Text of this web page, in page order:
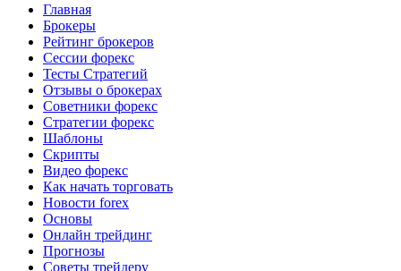
Главная
Брокеры
Рейтинг брокеров
Сессии форекс
Тесты Стратегий
Отзывы о брокерах
Советники форекс
Стратегии форекс
Шаблоны
Скрипты
Видео форекс
Как начать торговать
Новости forex
Основы
Онлайн трейдинг
Прогнозы
Советы трейдеру